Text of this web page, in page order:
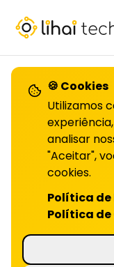
LiHai - Página inicial
VOLTAR PARA
Passo
anunciar
NO YOUTUBE
criar
seus anúncios.
🍪 Cookies
Utilizamos
analisar
"Aceitar",
cookies.
Política
Política de